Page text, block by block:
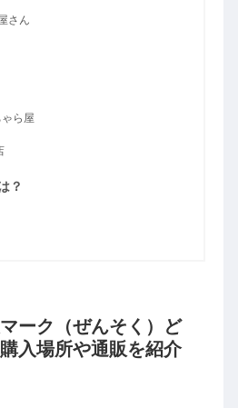
さん
ら屋
？
ーク（ぜんそく）ど
入場所や通販を紹介